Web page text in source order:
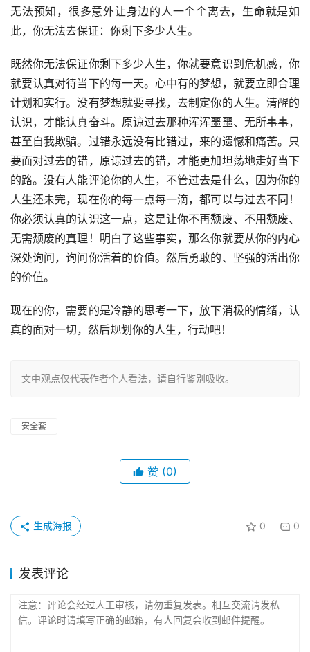
无法预知，很多意外让身边的人一个个离去，生命就是如
此，你无法去保证：你剩下多少人生。
既然你无法保证你剩下多少人生，你就要意识到危机感，你
就要认真对待当下的每一天。心中有的梦想，就要立即合理
计划和实行。没有梦想就要寻找，去制定你的人生。清醒的
认识，才能认真奋斗。原谅过去那种浑浑噩噩、无所事事，
甚至自我欺骗。过错永远没有比错过，来的遗憾和痛苦。只
要面对过去的错，原谅过去的错，才能更加坦荡地走好当下
的路。没有人能评论你的人生，不管过去是什么，因为你的
人生还未完，现在你的每一点每一滴，都可以与过去不同！
你必须认真的认识这一点，这是让你不再颓废、不用颓废、
无需颓废的真理！明白了这些事实，那么你就要从你的内心
深处询问，询问你活着的价值。然后勇敢的、坚强的活出你
的价值。
现在的你，需要的是冷静的思考一下，放下消极的情绪，认
真的面对一切，然后规划你的人生，行动吧！
文中观点仅代表作者个人看法，请自行鉴别吸收。
安全套
赞 (0)
0 0
生成海报
发表评论